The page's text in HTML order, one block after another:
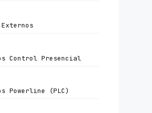
Control Presencial
Powerline (PLC)